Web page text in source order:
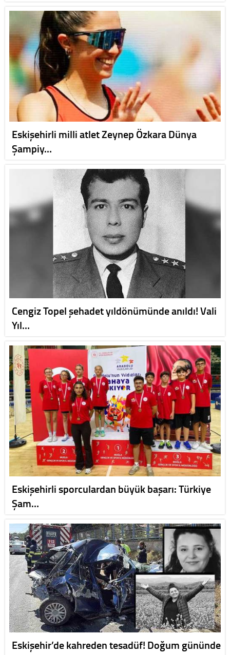
Eskişehirli milli atlet Zeynep Özkara Dünya
Şampiy…
Cengiz Topel şehadet yıldönümünde anıldı! Vali
Yıl…
Eskişehirli sporculardan büyük başarı: Türkiye
Şam…
Eskişehir’de kahreden tesadüf! Doğum gününde